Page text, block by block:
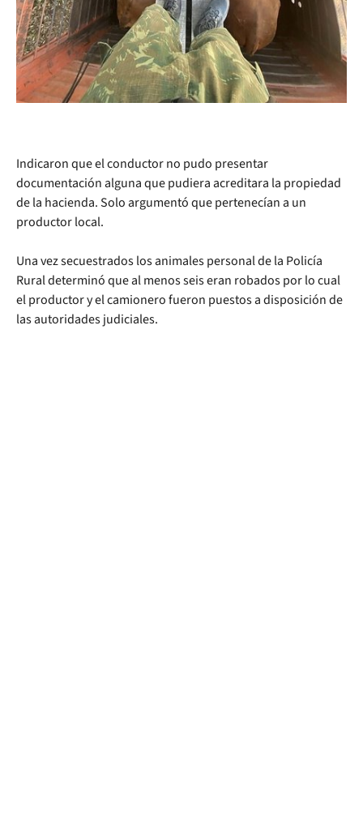
Indicaron que el conductor no pudo presentar
documentación alguna que pudiera acreditara la propiedad
de la hacienda. Solo argumentó que pertenecían a un
productor local.
Una vez secuestrados los animales personal de la Policía
Rural determinó que al menos seis eran robados por lo cual
el productor y el camionero fueron puestos a disposición de
las autoridades judiciales.